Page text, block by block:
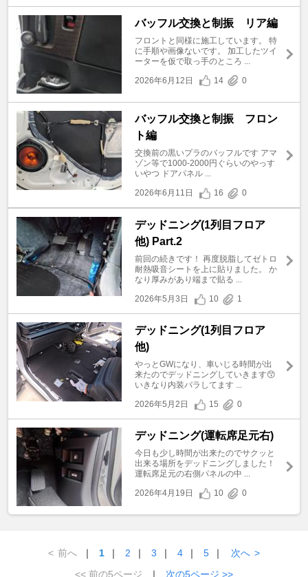
バッフル交換と制振 リア編
フロントと同様に施工しています。 特
に手順や画像ないです。 加工したツイ
ーターを仮で取っ手のところ ...
2026年6月12日
14 0
バッフル交換と制振 フロン
ト編
交換前の黒いプラのバッフルです アマ
ゾン等で1000-2000円ぐらいのやっす
いやつ ドアパネル ...
2026年6月11日
16 0
デッドニング(1列目フロア
他) Part.2
前回の続きです！ 再度脱脂してゼトロ
耐熱吸音シートを上に貼りました。 か
なり厚みがあり端まで貼る ...
2026年5月3日
10 1
デッドニング(1列目フロア
他)
やっとGWになり、車いじる時間が出
来たのでデッドニングしていきます😙
いきなり内装バラしてます ...
2026年5月2日
15 0
デッドニング(運転席足元右)
今日も少し時間が出来たのでサクッと
出来る場所をデッドニングしました！
運転席足元の右側パネルの中 ...
2026年4月19日
10 0
< 前へ ｜ 1 ｜ 2 ｜ 3 ｜ 4 ｜ 5 ｜ 次へ >
<< 前の5ページ
｜ 次の5ページ >>